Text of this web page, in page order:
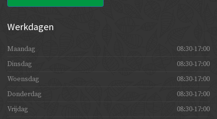
Werkdagen
Maandag
08:30-17:00
Dinsdag
08:30-17:00
Woensdag
08:30-17:00
Donderdag
08:30-17:00
Vrijdag
08:30-17:00